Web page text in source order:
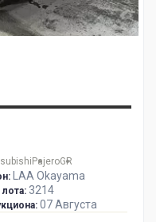
PajeroGR
LAA Okayama
3214
07 Августа